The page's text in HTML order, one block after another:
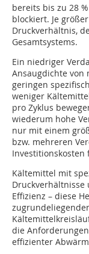
bereits bis zu 28
blockiert. Je
Druckverhältnis,
Gesamtsystems.
Ein niedriger
Ansaugdichte von
geringen
weniger
pro Zyklus
wiederum hohe
nur mit einem
bzw. mehreren
Investitionskosten
Kältemittel mit
Effizienz – diese
die
effizienter